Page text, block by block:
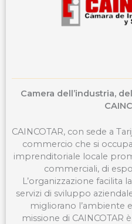
Camera dell’industria,
CAINCOTAR, con sede a
commercio che si
imprenditoriale locale
commerciali, di
L’organizzazione facilita
servizi di sviluppo
migliorano l’ambiente
missione di CAINCOTAR